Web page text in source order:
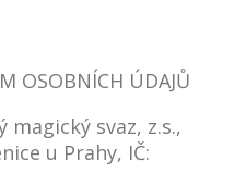
OSOBNÍCH ÚDAJŮ
magický svaz, z.s.,
u Prahy, IČ: